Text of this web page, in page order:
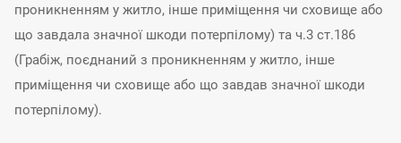
проникненням у житло, інше приміщення чи сховище або
що завдала значної шкоди потерпілому) та ч.3 ст.186
(Грабіж, поєднаний з проникненням у житло, інше
приміщення чи сховище або що завдав значної шкоди
потерпілому).